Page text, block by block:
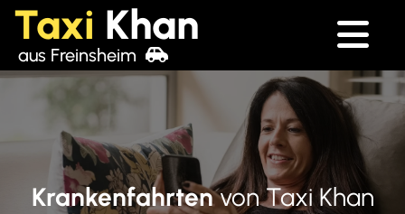
Taxi Khan
aus Freinsheim 
Krankenfahrtenvon Taxi Khan